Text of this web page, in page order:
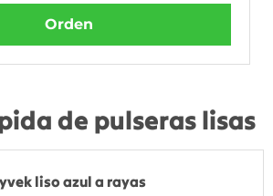
Orden
de pulseras lisas
liso azul a rayas